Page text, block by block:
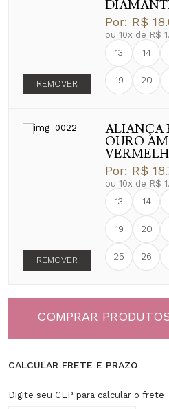
Por: R$
ou 10x de R$
13
14
19 20
REMOVER
ALIANÇA
OURO
Por: R$
ou 10x de R$
13
14
19 20
25 26
REMOVER
COMPRAR
CALCULAR FRETE E PRAZO
Digite seu CEP para calcular o frete